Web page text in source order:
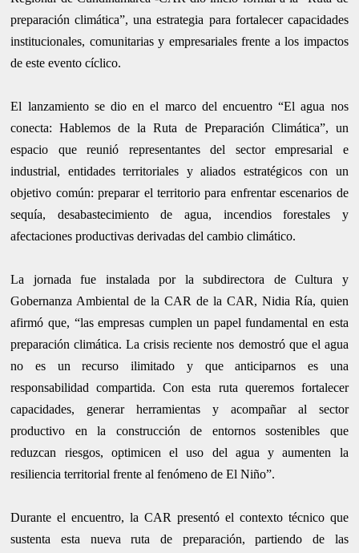
preparación climática”, una estrategia para fortalecer capacidades
institucionales, comunitarias y empresariales frente a los impactos
de este evento cíclico.
El lanzamiento se dio en el marco del encuentro “El agua nos
conecta: Hablemos de la Ruta de Preparación Climática”, un
espacio que reunió representantes del sector empresarial e
industrial, entidades territoriales y aliados estratégicos con un
objetivo común: preparar el territorio para enfrentar escenarios de
sequía, desabastecimiento de agua, incendios forestales y
afectaciones productivas derivadas del cambio climático.
La jornada fue instalada por la subdirectora de Cultura y
Gobernanza Ambiental de la CAR de la CAR, Nidia Ría, quien
afirmó que, “las empresas cumplen un papel fundamental en esta
preparación climática. La crisis reciente nos demostró que el agua
no es un recurso ilimitado y que anticiparnos es una
responsabilidad compartida. Con esta ruta queremos fortalecer
capacidades, generar herramientas y acompañar al sector
productivo en la construcción de entornos sostenibles que
reduzcan riesgos, optimicen el uso del agua y aumenten la
resiliencia territorial frente al fenómeno de El Niño”.
Durante el encuentro, la CAR presentó el contexto técnico que
sustenta esta nueva ruta de preparación, partiendo de las